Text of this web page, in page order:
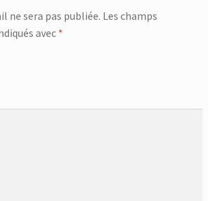
ne sera pas publiée. Les champs
avec *